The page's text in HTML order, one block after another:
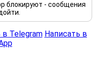
блокируют - сообщения
в Telegram Написать в